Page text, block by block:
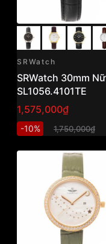
SRWatch
SRWatch 30mm Nữ
SL1056.4101TE
1,575,000₫
-10% 1,750,000₫